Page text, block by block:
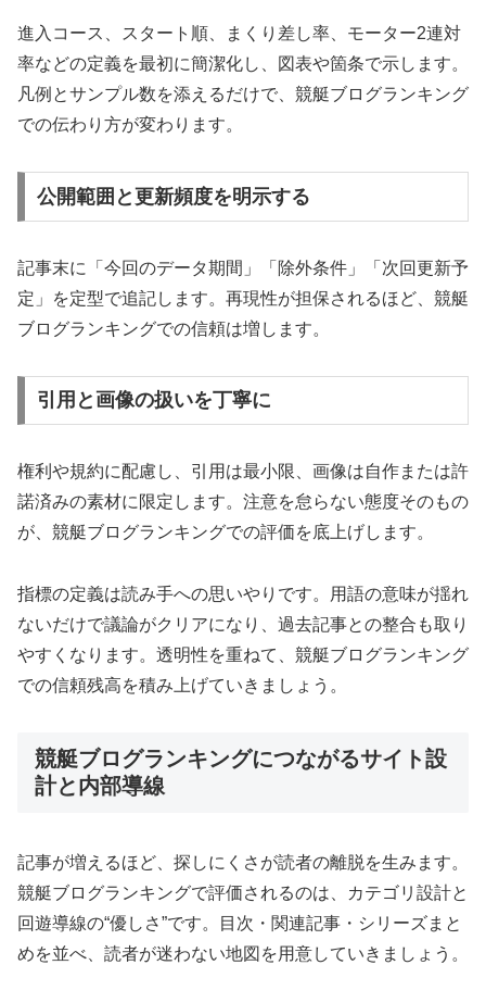
進入コース、スタート順、まくり差し率、モーター2連対
率などの定義を最初に簡潔化し、図表や箇条で示します。
凡例とサンプル数を添えるだけで、競艇ブログランキング
での伝わり方が変わります。
公開範囲と更新頻度を明示する
記事末に「今回のデータ期間」「除外条件」「次回更新予
定」を定型で追記します。再現性が担保されるほど、競艇
ブログランキングでの信頼は増します。
引用と画像の扱いを丁寧に
権利や規約に配慮し、引用は最小限、画像は自作または許
諾済みの素材に限定します。注意を怠らない態度そのもの
が、競艇ブログランキングでの評価を底上げします。
指標の定義は読み手への思いやりです。用語の意味が揺れ
ないだけで議論がクリアになり、過去記事との整合も取り
やすくなります。透明性を重ねて、競艇ブログランキング
での信頼残高を積み上げていきましょう。
競艇ブログランキングにつながるサイト設
計と内部導線
記事が増えるほど、探しにくさが読者の離脱を生みます。
競艇ブログランキングで評価されるのは、カテゴリ設計と
回遊導線の“優しさ”です。目次・関連記事・シリーズまと
めを並べ、読者が迷わない地図を用意していきましょう。